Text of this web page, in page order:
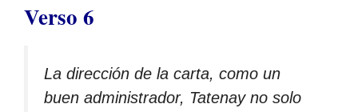
Verso 6
La dirección de la carta, como un
buen administrador, Tatenay no solo